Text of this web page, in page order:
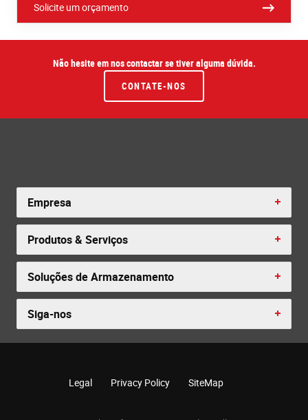
Solicite um orçamento
Não hesite em nos contactar se tiver alguma dúvida.
CONTATE-NOS
Empresa
Produtos & Serviços
Soluções de Armazenamento
Siga-nos
Legal Privacy Policy SiteMap